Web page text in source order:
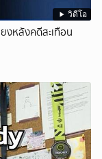
วิดีโอ
หลังคดีสะเทือน